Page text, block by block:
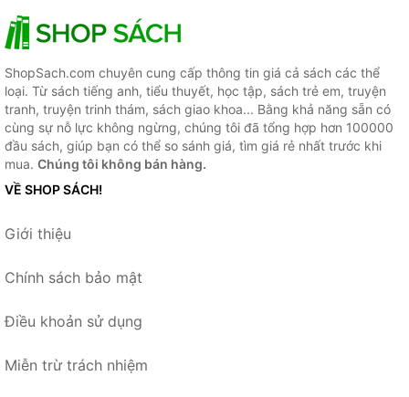
ShopSach.com chuyên cung cấp thông tin giá cả sách các thể
loại. Từ sách tiếng anh, tiểu thuyết, học tập, sách trẻ em, truyện
tranh, truyện trinh thám, sách giao khoa... Bằng khả năng sẵn có
cùng sự nỗ lực không ngừng, chúng tôi đã tổng hợp hơn 100000
đầu sách, giúp bạn có thể so sánh giá, tìm giá rẻ nhất trước khi
mua. Chúng tôi không bán hàng.
VỀ SHOP SÁCH!
Giới thiệu
Chính sách bảo mật
Điều khoản sử dụng
Miễn trừ trách nhiệm